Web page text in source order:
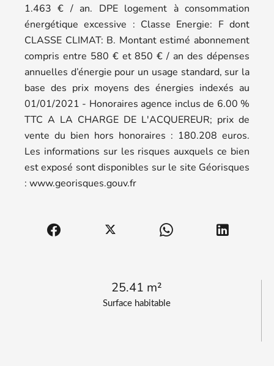
Surface habitable
25.41 m²
1.463 € / an. DPE logement à consommation
énergétique excessive : Classe Energie: F dont
CLASSE CLIMAT: B. Montant estimé abonnement
compris entre 580 € et 850 € / an des dépenses
annuelles d’énergie pour un usage standard, sur la
base des prix moyens des énergies indexés au
01/01/2021 - Honoraires agence inclus de 6.00 %
TTC A LA CHARGE DE L'ACQUEREUR; prix de
vente du bien hors honoraires : 180.208 euros.
Les informations sur les risques auxquels ce bien
est exposé sont disponibles sur le site Géorisques
: www.georisques.gouv.fr